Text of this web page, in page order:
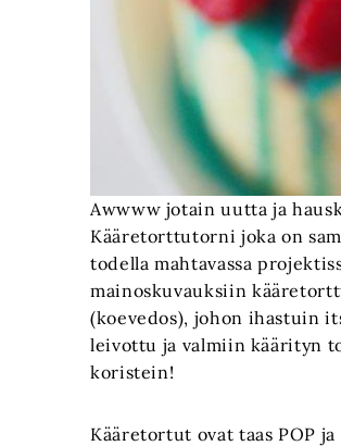
Awwww jotain uutta ja
Kääretorttutorni joka on
todella mahtavassa
mainoskuvauksiin
(koevedos), johon ihastuin
leivottu ja valmiin käärityn
koristein!
Kääretortut ovat taas POP